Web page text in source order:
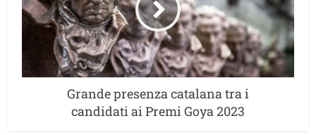
Grande presenza catalana tra i
candidati ai Premi Goya 2023